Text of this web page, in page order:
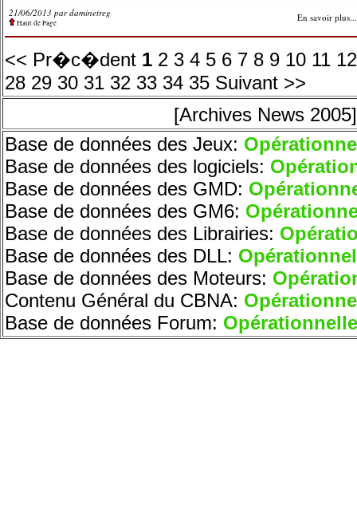
21/06/2013 pardaminetreg
Haut de Page En savoir plus...
<< Pr�c�dent 1 2 3 4 5 6 7 8 9 10 11 12
28 29 30 31 32 33 34 35 Suivant >>
[Archives News 2005]
Base de données des Jeux: O
Base de données des logiciels: O
Base de données des GMD: O
Base de données des GM6:
Base de données des Librairies:
Base de données des DLL:
Base de données des Moteurs:
Contenu Général du CBNA:
Base de données Forum: Opérationnelle